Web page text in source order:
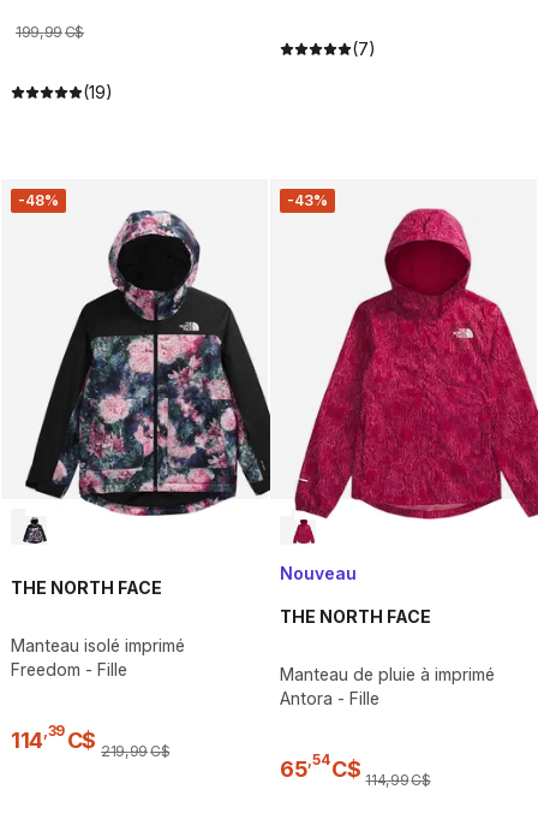
199,99C$
(19)
(7)
-48%
THE NORTH FACE
Manteau isolé imprimé
Freedom - Fille
114,39 C$ 219,99C$
-43%
Nouveau
THE NORTH FACE
Manteau de pluie à imprimé
Antora - Fille
65,54C$ 114,99C$